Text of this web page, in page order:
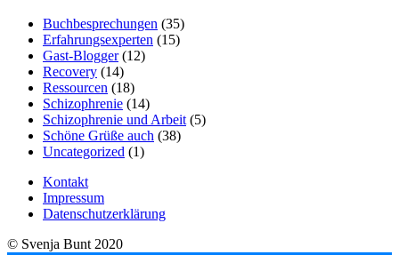
Buchbesprechungen (35)
Erfahrungsexperten (15)
Gast-Blogger(12)
Recovery (14)
Ressourcen (18)
Schizophrenie (14)
Schizophrenie und Arbeit (5)
Schöne Grüße auch (38)
Uncategorized (1)
Kontakt
Impressum
Datenschutzerklärung
© Svenja Bunt 2020